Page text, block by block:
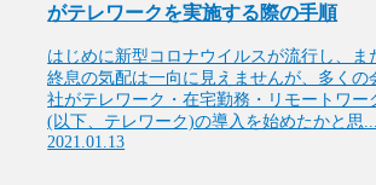
がテレワークを実施する際の手順
はじめに新型コロナウイルスが流行し、ま
終息の気配は一向に見えませんが、多くの
社がテレワーク・在宅勤務・リモートワー
(以下、テレワーク)の導入を始めたかと思...
2021.01.13